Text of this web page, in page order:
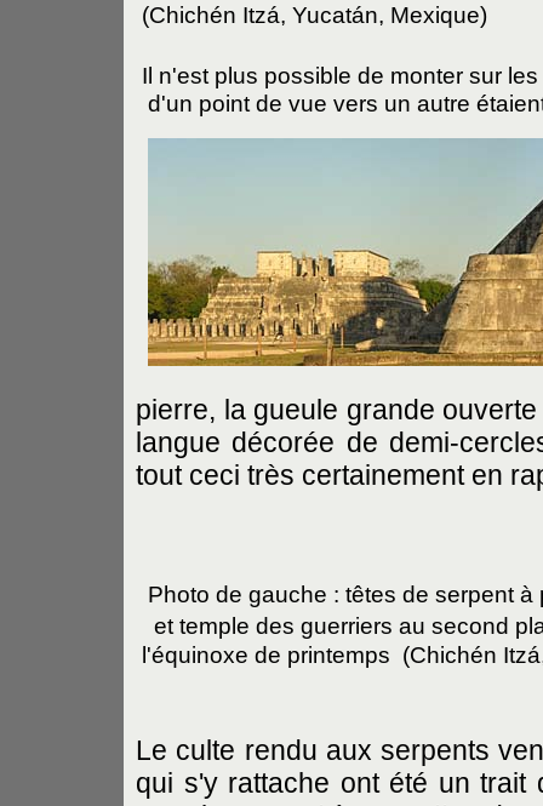
(Chichén Itzá, Yucatán, Mexique)
Il n'est plus possible de monter sur
d'un point de vue vers un autre
pierre, la gueule grande
langue décorée de demi-
tout ceci très certainement en
Photo de gauche : têtes de serpent
et temple des guerriers au second
l'équinoxe de printemps (Chichén
Le culte rendu aux serpents
qui s'y rattache ont été un trait